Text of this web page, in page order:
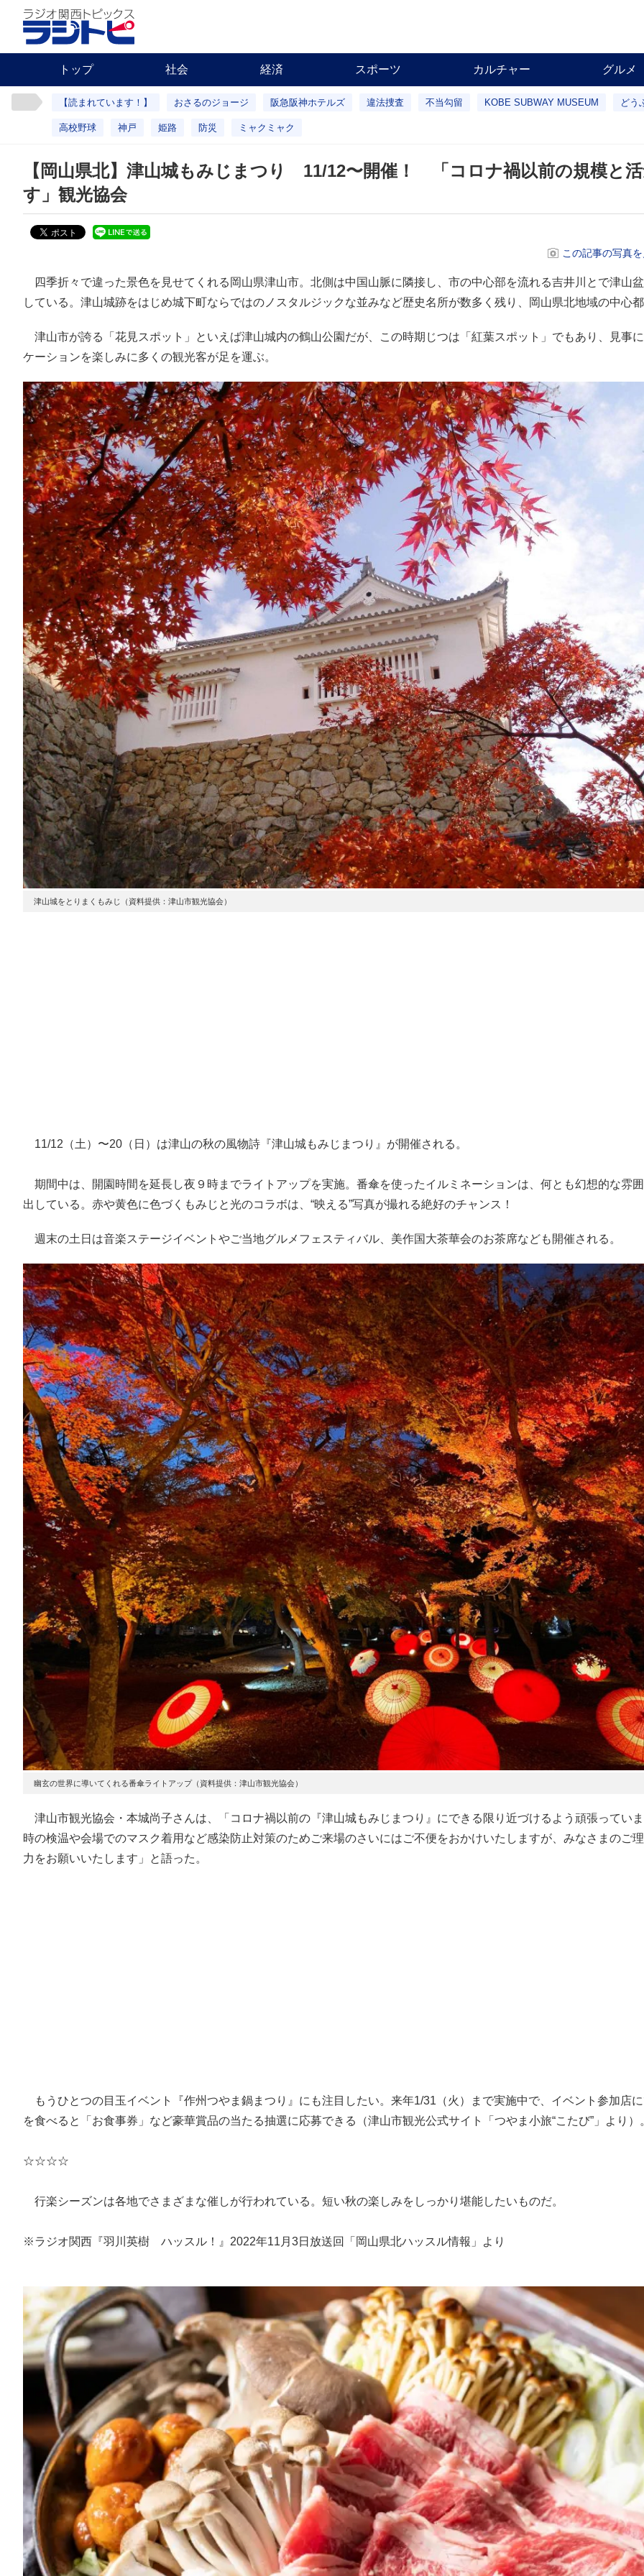
トップ 社会 経済 スポーツ カルチャー グルメ
【読まれています！】 おさるのジョージ 阪急阪神ホテルズ 違法捜査 不当勾留 KOBE SUBWAY MUSEUM どう
高校野球 神戸 姫路 防災 ミャクミャク
【岡山県北】津山城もみじまつり 11/12〜開催！ 「コロナ禍以前の規模と
す」観光協会
この記事の写真
四季折々で違った景色を見せてくれる岡山県津山市。北側は中国山脈に隣接し、市の中心部を流れる吉井川とで津山
している。津山城跡をはじめ城下町ならではのノスタルジックな並みなど歴史名所が数多く残り、岡山県北地域の中心
津山市が誇る「花見スポット」といえば津山城内の鶴山公園だが、この時期じつは「紅葉スポット」でもあり、見事
ケーションを楽しみに多くの観光客が足を運ぶ。
津山城をとりまくもみじ（資料提供：津山市観光協会）
11/12（土）〜20（日）は津山の秋の風物詩『津山城もみじまつり』が開催される。
期間中は、開園時間を延長し夜９時までライトアップを実施。番傘を使ったイルミネーションは、何とも幻想的な雰
出している。赤や黄色に色づくもみじと光のコラボは、“映える”写真が撮れる絶好のチャンス！
週末の土日は音楽ステージイベントやご当地グルメフェスティバル、美作国大茶華会のお茶席なども開催される。
幽玄の世界に導いてくれる番傘ライトアップ（資料提供：津山市観光協会）
津山市観光協会・本城尚子さんは、「コロナ禍以前の『津山城もみじまつり』にできる限り近づけるよう頑張ってい
時の検温や会場でのマスク着用など感染防止対策のためご来場のさいにはご不便をおかけいたしますが、みなさまのご
力をお願いいたします」と語った。
もうひとつの目玉イベント『作州つやま鍋まつり』にも注目したい。来年1/31（火）まで実施中で、イベント参加店
を食べると「お食事券」など豪華賞品の当たる抽選に応募できる（津山市観光公式サイト「つやま小旅“こたび”」より）
☆☆☆☆
行楽シーズンは各地でさまざまな催しが行われている。短い秋の楽しみをしっかり堪能したいものだ。
※ラジオ関⻄『羽川英樹 ハッスル！』2022年11⽉3⽇放送回「岡山県北ハッスル情報」より